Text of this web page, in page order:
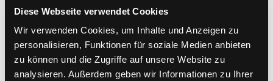
Diese Webseite verwendet Cookies
Wir verwenden Cookies, um Inhalte und Anzeigen zu
personalisieren, Funktionen für soziale Medien anbieten
zu können und die Zugriffe auf unsere Website zu
analysieren. Außerdem geben wir Informationen zu Ihrer
ein abwechslungsreiches und spannendes
Aufgabenspektrum, mit dem Sie im Rahmen einer
intensiven Einarbeitung am Unternehmensstandort
in Langenneufnach vertraut gemacht werden
umfangreiches und hochwertiges